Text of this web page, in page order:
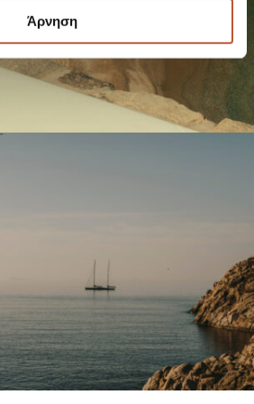
Άρνηση